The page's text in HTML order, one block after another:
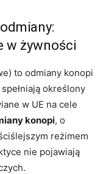
w żywności
to odmiany konopi
określony
w UE na cele
konopi, o
reżimem
nie pojawiają